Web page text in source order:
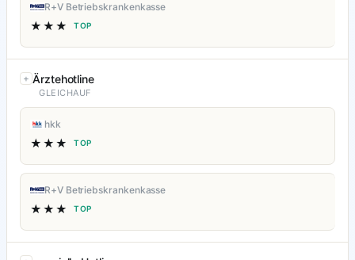
R+V Betriebskrankenkasse
★★★ TOP
Ärztehotline
GLEICHAUF
hkk
★★★ TOP
R+V Betriebskrankenkasse
★★★ TOP